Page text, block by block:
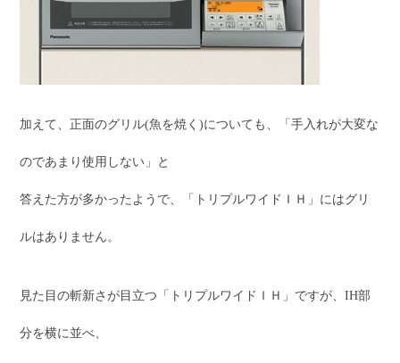
加えて、正面のグリル(魚を焼く)についても、「手入れが大変な
のであまり使用しない」と
答えた方が多かったようで、「トリプルワイドＩＨ」にはグリ
ルはありません。
見た目の斬新さが目立つ「トリプルワイドＩＨ」ですが、IH部
分を横に並べ、